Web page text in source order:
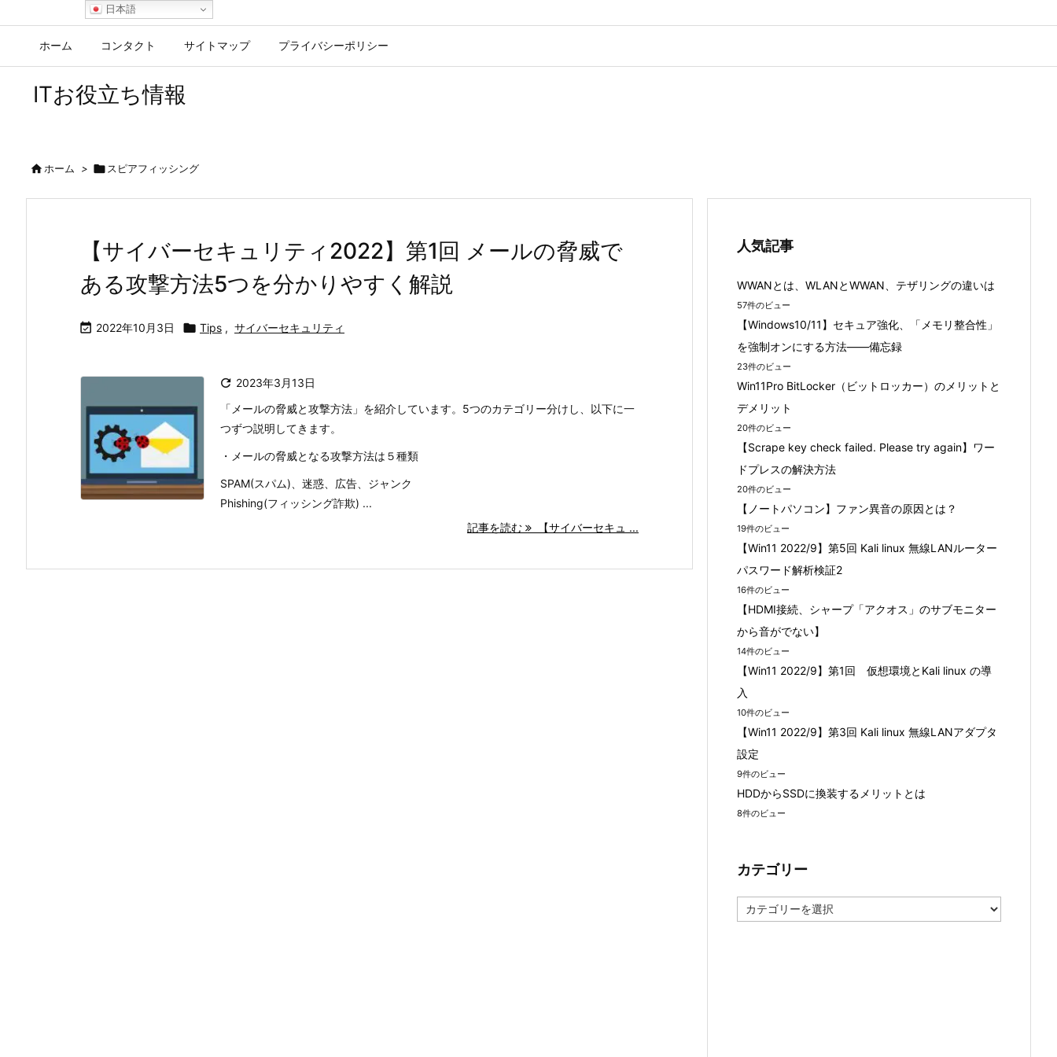
ホーム コンタクト サイトマップ プライバシーポリシー
ITお役立ち情報
ホーム >  スピアフィッシング
【サイバーセキュリティ2022】第1回 メールの脅威で
ある攻撃方法5つを分かりやすく解説
 2022年10月3日  Tips , サイバーセキュリティ
 2023年3月13日
「メールの脅威と攻撃方法」を紹介しています。5つのカテゴリー分けし、以下に一
つずつ説明してきます。
・メールの脅威となる攻撃方法は５種類
SPAM(スパム)、迷惑、広告、ジャンク
Phishing(フィッシング詐欺) ...
記事を読む
【サイバーセキュ ...
人気記事
WWANとは、WLANとWWAN、テザリングの違いは
57件のビュー
【Windows10/11】セキュア強化、「メモリ整合性」
を強制オンにする方法――備忘録
23件のビュー
Win11Pro BitLocker（ビットロッカー）のメリットと
デメリット
20件のビュー
【Scrape key check failed. Please try again】ワー
ドプレスの解決方法
20件のビュー
【ノートパソコン】ファン異音の原因とは？
19件のビュー
【Win11 2022/9】第5回 Kali linux 無線LANルーター
パスワード解析検証2
16件のビュー
【HDMI接続、シャープ「アクオス」のサブモニター
から音がでない】
14件のビュー
【Win11 2022/9】第1回 仮想環境とKali linux の導
入
10件のビュー
【Win11 2022/9】第3回 Kali linux 無線LANアダプタ
設定
9件のビュー
HDDからSSDに換装するメリットとは
8件のビュー
カテゴリー
テ
日本語